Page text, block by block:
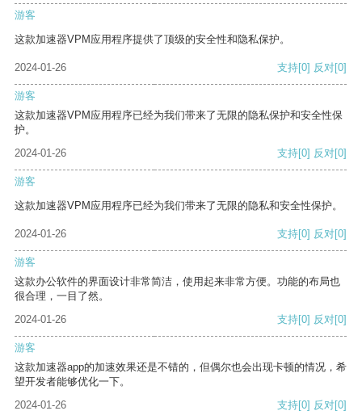
游客
这款加速器VPM应用程序提供了顶级的安全性和隐私保护。
2024-01-26 支持[0] 反对[0]
游客
这款加速器VPM应用程序已经为我们带来了无限的隐私保护和安全性保
护。
2024-01-26
支持[0] 反对[0]
游客
这款加速器VPM应用程序已经为我们带来了无限的隐私和安全性保护。
2024-01-26 支持[0] 反对[0]
游客
这款办公软件的界面设计非常简洁，使用起来非常方便。功能的布局也
很合理，一目了然。
2024-01-26
支持[0] 反对[0]
游客
这款加速器app的加速效果还是不错的，但偶尔也会出现卡顿的情况，希
望开发者能够优化一下。
2024-01-26
支持[0] 反对[0]